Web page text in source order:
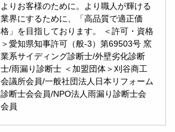
よりお客様のために。より職人が輝ける
業界にするために、「高品質で適正価
格」を目指しております。 ＜許可・資格
＞愛知県知事許可（般-3）第69503号 窯
業系サイディング診断士/外壁劣化診断
士/雨漏り診断士 ＜加盟団体＞刈谷商工
会議所会員/一般社団法人日本リフォーム
診断士会会員/NPO法人雨漏り診断士会
会員